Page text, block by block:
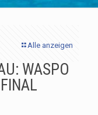
Alle anzeigen
WASPO